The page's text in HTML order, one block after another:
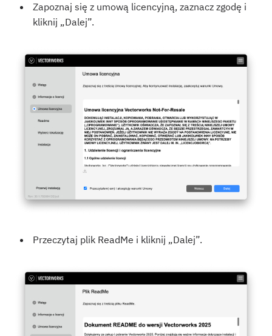
Zapoznaj się z umową licencyjną, zaznacz zgodę i
kliknij „Dalej”.
Przeczytaj plik ReadMe i kliknij „Dalej”.